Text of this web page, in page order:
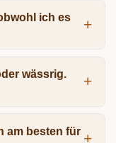
ich es
wässrig.
am besten für